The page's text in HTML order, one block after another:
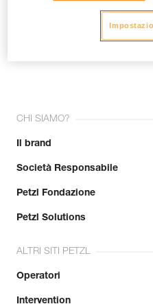
Unisciti alla
CHI SIAMO?
Il brand
Società Responsabile
Petzl Fondazione
Petzl Solutions
ALTRI SITI PETZL
Operatori
Intervention